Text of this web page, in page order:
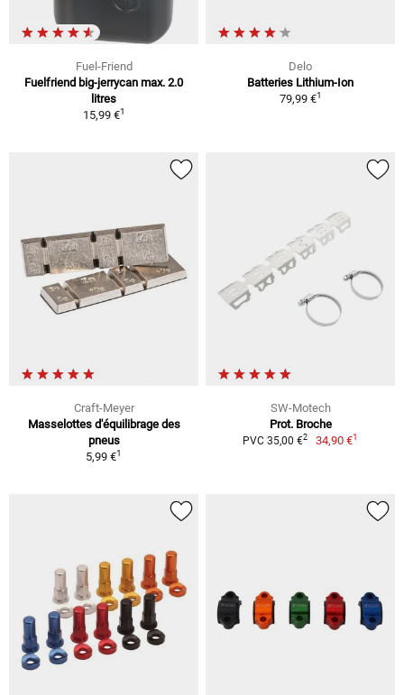
Fuel-Friend
Fuelfriend big-jerrycan max. 2.0
litres
15,99 €1
Delo
Batteries Lithium-Ion
79,99 €1
Craft-Meyer
Masselottes d'équilibrage des
pneus
5,99 €1
SW-Motech
Prot. Broche
PVC 35,00 €2 34,90 €1